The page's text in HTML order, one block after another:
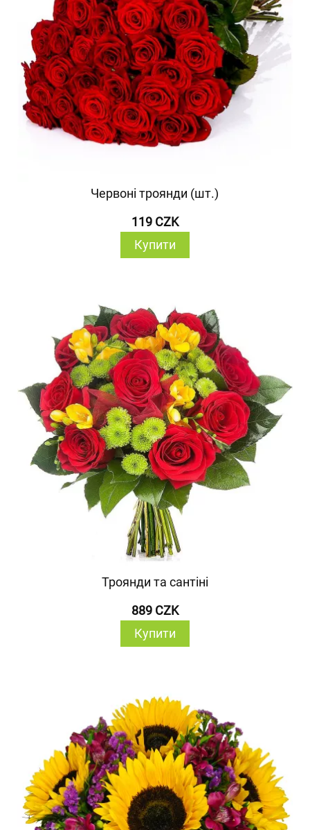
Червоні троянди (шт.)
119 CZK
Купити
Троянди та сантіні
889 CZK
Купити